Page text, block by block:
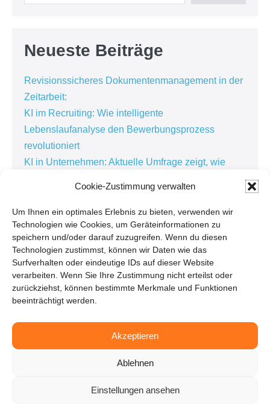
Cookie-Zustimmung verwalten
Um Ihnen ein optimales Erlebnis zu bieten, verwenden wir
Technologien wie Cookies, um Geräteinformationen zu
speichern und/oder darauf zuzugreifen. Wenn du diesen
Technologien zustimmst, können wir Daten wie das
Surfverhalten oder eindeutige IDs auf dieser Website
verarbeiten. Wenn Sie Ihre Zustimmung nicht erteilst oder
zurückziehst, können bestimmte Merkmale und Funktionen
beeinträchtigt werden.
Akzeptieren
Ablehnen
Einstellungen ansehen
Neueste Beiträge
Revisionssicheres Dokumentenmanagement in der
Zeitarbeit:
KI im Recruiting: Wie intelligente
Lebenslaufanalyse den Bewerbungsprozess
revolutioniert
KI in Unternehmen: Aktuelle Umfrage zeigt, wie
Kundenorientierte Softwareentwicklung in der
Personaldienstleistung: Warum die besten
Lösungen im Alltag entstehen
Kundenbindung in der Personaldienstleistung:
Warum Zuhören der Schlüssel zur erfolgreichen
Digitalisierung ist